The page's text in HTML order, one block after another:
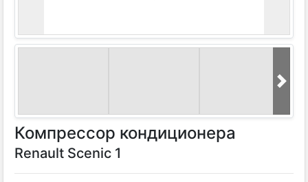
Компрессор кондиционера
Renault Scenic 1